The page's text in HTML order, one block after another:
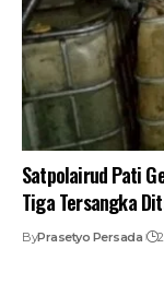
Satpolairud Pati
Tiga Tersangka
ByPrasetyo Persada